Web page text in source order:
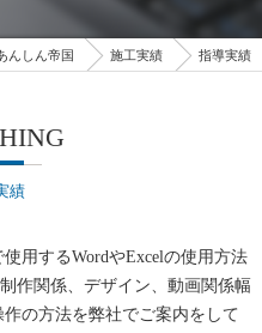
んしん帝国 施工実績 指導実績
績
用するWordやExcelの使用方法
作関係、デザイン、動画関係幅
の方法を弊社でご案内をして